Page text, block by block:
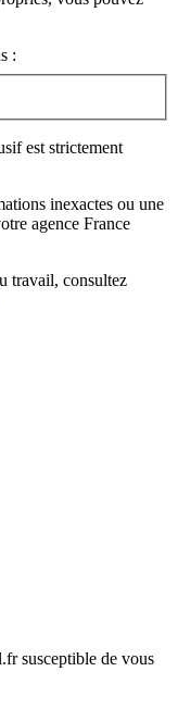
:
est strictement
inexactes ou une
agence France
travail, consultez
susceptible de vous